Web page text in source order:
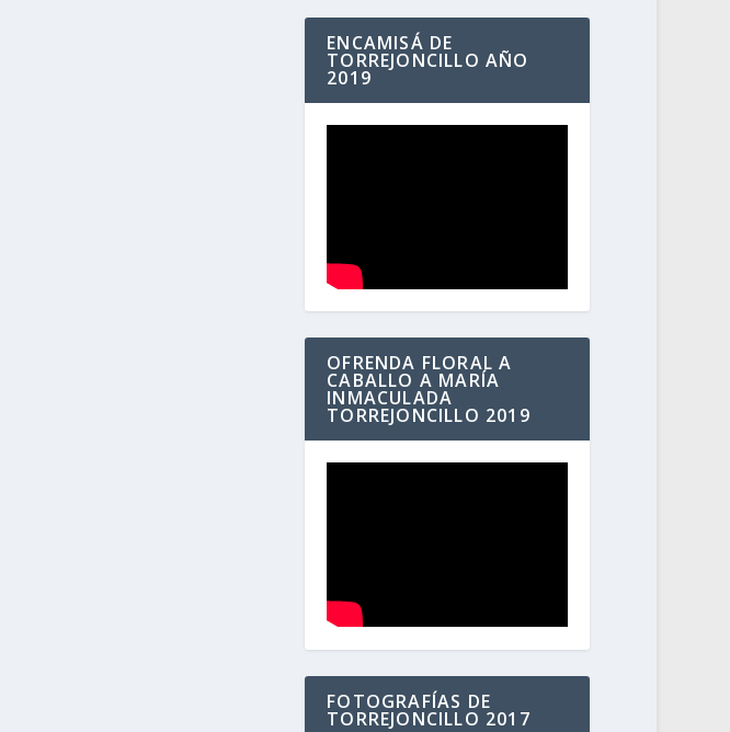
ENCAMISÁ DE
TORREJONCILLO AÑO
2019
OFRENDA FLORAL A
CABALLO A MARÍA
INMACULADA
TORREJONCILLO 2019
FOTOGRAFÍAS DE
TORREJONCILLO 2017